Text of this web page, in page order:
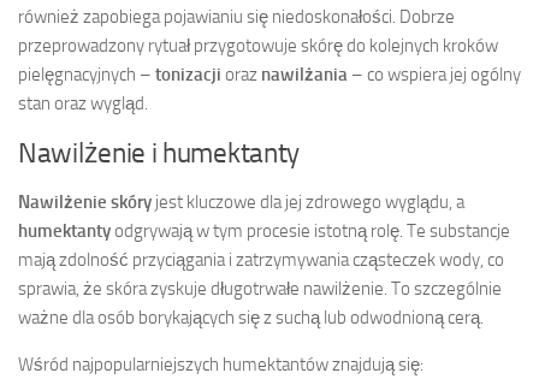
również zapobiega pojawianiu się niedoskonałości. Dobrze
przeprowadzony rytuał przygotowuje skórę do kolejnych kroków
pielęgnacyjnych – tonizacji oraz nawilżania – co wspiera jej ogólny
stan oraz wygląd.
Nawilżenie i humektanty
Nawilżenie skóry jest kluczowe dla jej zdrowego wyglądu, a
humektantyodgrywają w tym procesie istotną rolę. Te substancje
mają zdolność przyciągania i zatrzymywania cząsteczek wody, co
sprawia, że skóra zyskuje długotrwałe nawilżenie. To szczególnie
ważne dla osób borykających się z suchą lub odwodnioną cerą.
Wśród najpopularniejszych humektantów znajdują się: